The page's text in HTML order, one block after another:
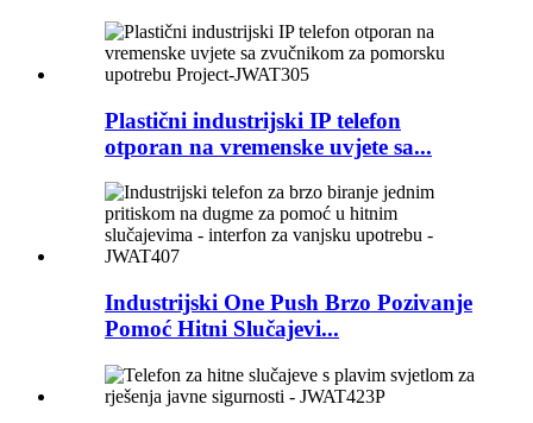
Plastični industrijski IP telefon
otporan na vremenske uvjete sa...
Industrijski One Push Brzo Pozivanje
Pomoć Hitni Slučajevi...